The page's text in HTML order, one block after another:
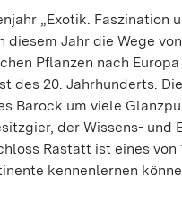
„Exotik. Faszination
diesem Jahr die Wege
Pflanzen nach
des 20. Jahrhunderts.
Barock um viele
der Wissens-
Rastatt ist eines
kennenlernen